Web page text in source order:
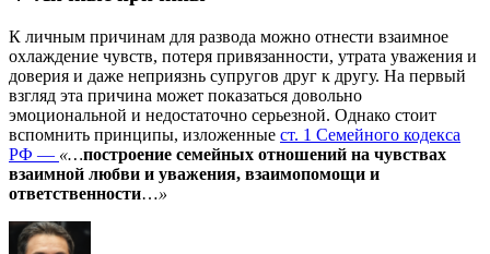
К личным причинам для развода можно отнести взаимное
охлаждение чувств, потеря привязанности, утрата уважения и
доверия и даже неприязнь супругов друг к другу. На первый
взгляд эта причина может показаться довольно
эмоциональной и недостаточно серьезной. Однако стоит
вспомнить принципы, изложенные ст. 1 Семейного кодекса
РФ — «…построение семейных отношений на чувствах
взаимной любви и уважения, взаимопомощи и
ответственности…»